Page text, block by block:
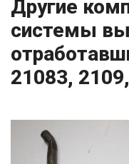
Другие
системы
21083,